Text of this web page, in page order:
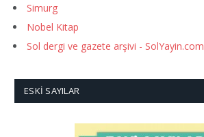
Simurg
Nobel Kitap
Sol dergi ve gazete arşivi - SolYayin.com
ESKI SAYILAR